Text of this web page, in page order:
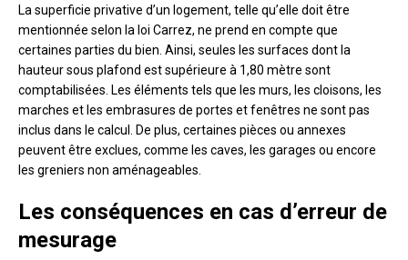
La superficie privative d’un logement, telle qu’elle doit être
mentionnée selon la loi Carrez, ne prend en compte que
certaines parties du bien. Ainsi, seules les surfaces dont la
hauteur sous plafond est supérieure à 1,80 mètre sont
comptabilisées. Les éléments tels que les murs, les cloisons, les
marches et les embrasures de portes et fenêtres ne sont pas
inclus dans le calcul. De plus, certaines pièces ou annexes
peuvent être exclues, comme les caves, les garages ou encore
les greniers non aménageables.
Les conséquences en cas d’erreur de
mesurage